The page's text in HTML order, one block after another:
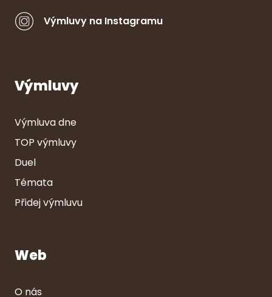
Výmluvy na Instagramu
Výmluvy
Výmluva dne
TOP výmluvy
Duel
Témata
Přidej výmluvu
Web
O nás